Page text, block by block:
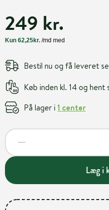
249 kr.
Bestil nu og få leveret
Køb inden kl. 14 og hent
På lager i 1 center
Læg i